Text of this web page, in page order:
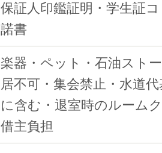
保証人印鑑証明・学生証
諾書
楽器・ペット・石油スト
居不可・集会禁止・水道
に含む・退室時のルーム
借主負担